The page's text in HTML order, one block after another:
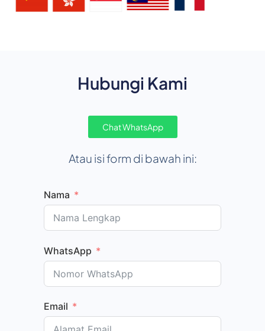
Hubungi Kami
Chat WhatsApp
Atau isi form di bawah ini:
Nama
WhatsApp
Email